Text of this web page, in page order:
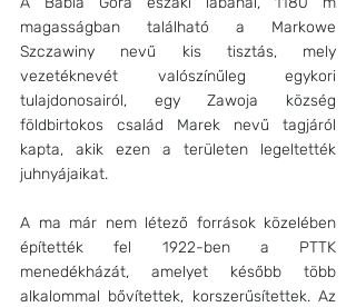
magasságban található a Markowe
Szczawiny nevű kis tisztás, mely
vezetéknevét valószínűleg egykori
tulajdonosairól, egy Zawoja község
földbirtokos család Marek nevű tagjáról
kapta, akik ezen a területen legeltették
juhnyájaikat.
A ma már nem létező források közelében
építették fel 1922-ben a PTTK
menedékházát, amelyet később több
alkalommal bővítettek, korszerűsítettek. Az